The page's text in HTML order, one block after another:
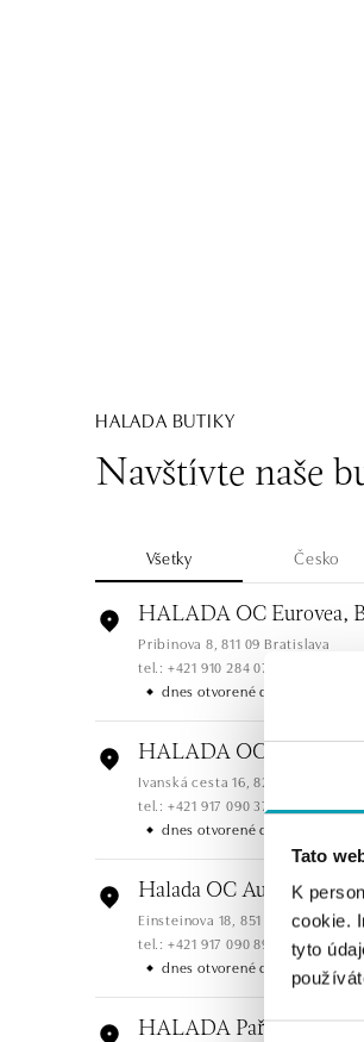
Tato
K
cookie.
tyto
HALADA BUTIKY
Navštívte naše
Všetky Česko
HALADA OC Eurovea,
Pribinova 8, 811 09 Bratislava
tel.: +421 910 284 071
dnes otvorené do 21:00
HALADA OC Avion,
Ivanská cesta 16, 821 04 Bratislava
tel.: +421 917 090 372
dnes otvorené do 21:00
Halada OC Aupark,
Einsteinova 18, 851 01 Bratislava
tel.: +421 917 090 891
dnes otvorené do 21:00
HALADA Pařížská, Praha